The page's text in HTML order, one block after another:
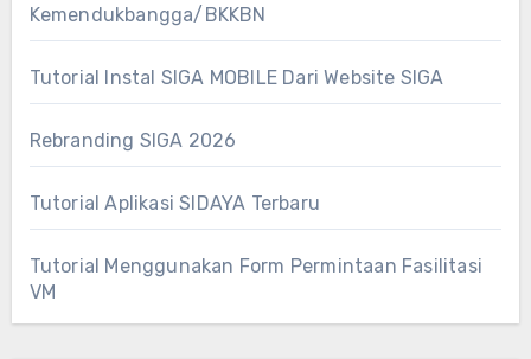
Kemendukbangga/BKKBN
Tutorial Instal SIGA MOBILE Dari Website SIGA
Rebranding SIGA 2026
Tutorial Aplikasi SIDAYA Terbaru
Tutorial Menggunakan Form Permintaan Fasilitasi
VM